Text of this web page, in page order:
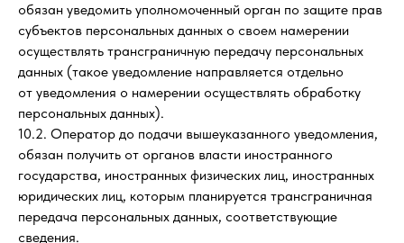
обязан уведомить уполномоченный орган по защите прав
субъектов персональных данных о своем намерении
осуществлять трансграничную передачу персональных
данных (такое уведомление направляется отдельно
от уведомления о намерении осуществлять обработку
персональных данных).
10.2. Оператор до подачи вышеуказанного уведомления,
обязан получить от органов власти иностранного
государства, иностранных физических лиц, иностранных
юридических лиц, которым планируется трансграничная
передача персональных данных, соответствующие
сведения.